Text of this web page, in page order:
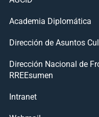
Academia Diplomática
Dirección de Asuntos
Dirección Nacional de
RREEsumen
Intranet